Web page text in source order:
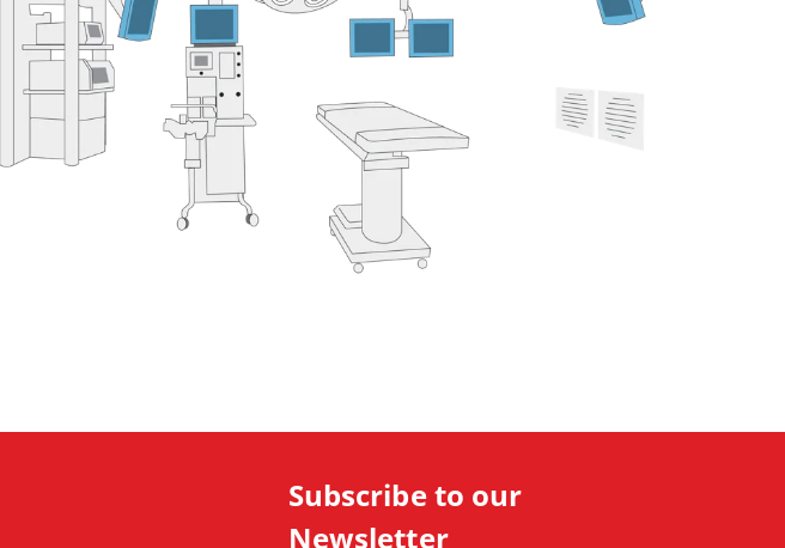
Subscribe to our
Newsletter